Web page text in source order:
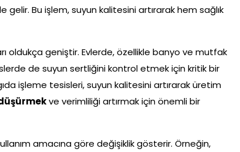
gelir. Bu işlem, suyun kalitesini artırarak hem sağlık
oldukça geniştir. Evlerde, özellikle banyo ve mutfak
de suyun sertliğini kontrol etmek için kritik bir
işleme tesisleri, suyun kalitesini artırarak üretim
ve verimliliği artırmak için önemli bir
amacına göre değişiklik gösterir. Örneğin,